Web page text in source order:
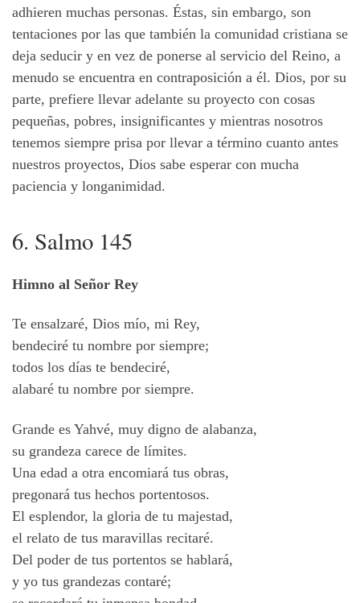
adhieren muchas personas. Éstas, sin embargo, son
tentaciones por las que también la comunidad cristiana se
deja seducir y en vez de ponerse al servicio del Reino, a
menudo se encuentra en contraposición a él. Dios, por su
parte, prefiere llevar adelante su proyecto con cosas
pequeñas, pobres, insignificantes y mientras nosotros
tenemos siempre prisa por llevar a término cuanto antes
nuestros proyectos, Dios sabe esperar con mucha
paciencia y longanimidad.
6. Salmo 145
Himno al Señor Rey
Te ensalzaré, Dios mío, mi Rey,
bendeciré tu nombre por siempre;
todos los días te bendeciré,
alabaré tu nombre por siempre.
Grande es Yahvé, muy digno de alabanza,
su grandeza carece de límites.
Una edad a otra encomiará tus obras,
pregonará tus hechos portentosos.
El esplendor, la gloria de tu majestad,
el relato de tus maravillas recitaré.
Del poder de tus portentos se hablará,
y yo tus grandezas contaré;